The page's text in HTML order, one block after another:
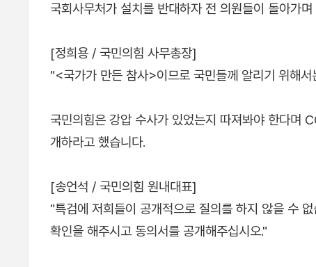
국회사무처가 설치를 반대하자 전 의원들이 돌아가
[정희용 / 국민의힘 사무총장]
"<국가가 만든 참사>이므로 국민들께 알리기 위해
국민의힘은 강압 수사가 있었는지 따져봐야 한다며
개하라고 했습니다.
[송언석 / 국민의힘 원내대표]
"특검에 저희들이 공개적으로 질의를 하지 않을 수
확인을 해주시고 동의서를 공개해주십시오."